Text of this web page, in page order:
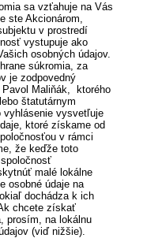
sa vzťahuje na Vás
ste Akcionárom,
v prostredí
vystupuje ako
osobných údajov.
súkromia, za
je zodpovedný
Maliňák, ktorého
štatutárnym
vyhlásenie vysvetľuje
ktoré získame od
v rámci
že keďže toto
malé lokálne
osobné údaje na
dochádza k ich
chcete získať
prosím, na lokálnu
(viď nižšie).